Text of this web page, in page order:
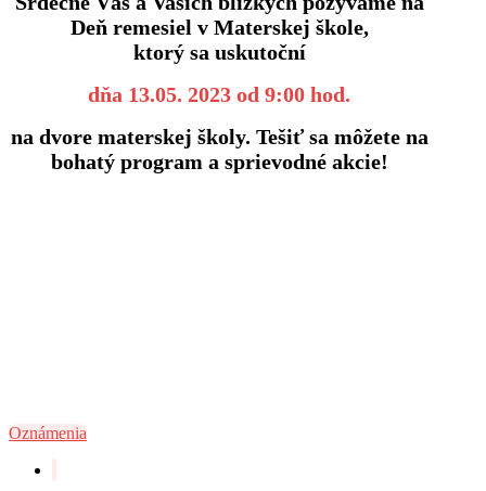
Deň remesiel v Materskej škole,
ktorý sa uskutoční
dňa 13.05. 2023 od 9:00 hod.
na dvore materskej školy. Tešiť sa môžete na
bohatý program a sprievodné akcie!
Oznámenia